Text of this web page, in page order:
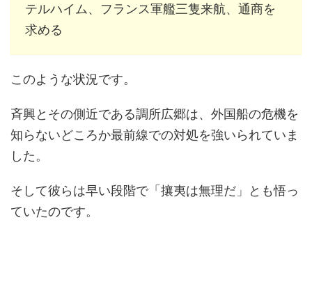
テルハイム、フランス軍艦三隻来航、通商を
求める
このような状況です。
斉興とその側近である調所広郷は、外国船の危機を
知らないどころか最前線での対処を強いられていま
した。
そして彼らは早い段階で「攘夷は無理だ」とも悟っ
ていたのです。